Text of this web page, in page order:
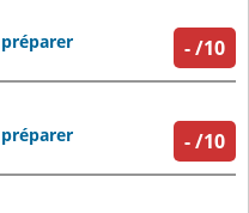
-/10
préparer
-/10
préparer